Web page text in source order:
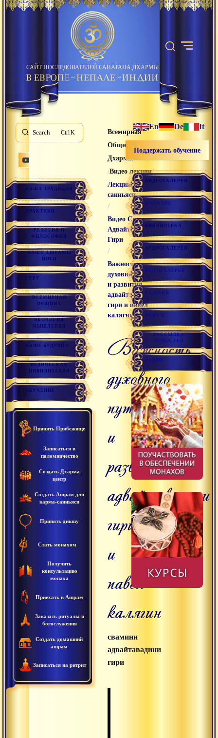
САЙТ ПОСЛЕДОВАТЕЛЕЙ САНАТАНА ДХАРМЫ
Search K
НАША ТРАДИЦИЯ
ПРАКТИКИ
РЕЛИГИЯ И
ФИЛОСОФИЯ
НАШИ АШРАМЫ
ЙОГИ
ГУРУ
ВСЕМИРНАЯ
ОБЩИНА
ЭКОЛОГИЯ
МЫШЛЕНИЯ
НАШЕ БУДУЩЕЕ
ВЕДИЧЕСКАЯ
ЦИВИЛИЗАЦИЯ
ОБУЧЕНИЕ
Принять Прибежище
Записаться в
паломничество
Создать Дхарма
центр
Создать Ашрам для
карма-санньяси
Принять дикшу
Стать монахом
Получить
консультацию
монаха
Приехать в Ашрам
Заказать ритуалы и
богослужения
Создать домашний
ашрам
Записаться на ритрит
Всемирная
Община Санатана
Дхармы
/Видео лекции/
Лекции
санньяси
/
Видео Свамини
Адвайтавадини
Гири
/
Важность
духовного пути
и развития,
адвайтавадини
гири и павел
калягин
важность
духовного
пути
и
развития,
адвайтавадини
гири
и
павел
калягин
свамини
адвайтавадини
гири
En De It
Поддержать обучение
ВИДЕОГАЛЕРЕЯ
МАГАЗИН
БИБЛИОТЕКА
АУДИОГАЛЕРЕЯ
ФОТОГАЛЕРЕЯ
ССЫЛКИ
ФОРУМ
РАССЫЛКА
НОВОСТЕЙ
РАДИО